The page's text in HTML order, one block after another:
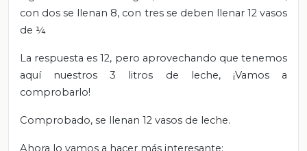
con dos se llenan 8, con tres se deben llenar 12 vasos
de ¼
La respuesta es 12, pero aprovechando que tenemos
aquí nuestros 3 litros de leche, ¡Vamos a
comprobarlo!
Comprobado, se llenan 12 vasos de leche.
Ahora lo vamos a hacer más interesante: